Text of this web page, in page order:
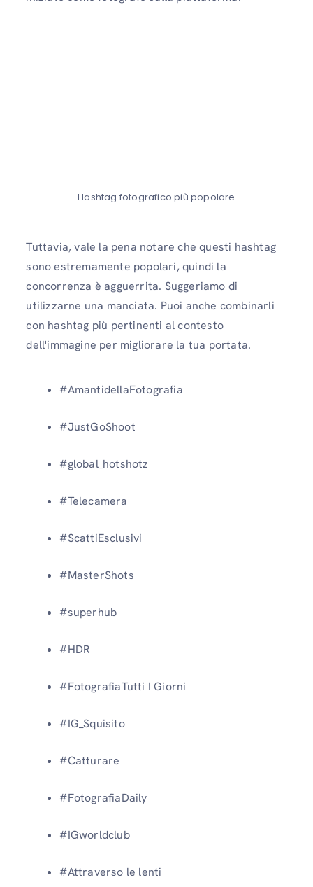
Hashtag fotografico più popolare
Tuttavia, vale la pena notare che questi hashtag
sono estremamente popolari, quindi la
concorrenza è agguerrita. Suggeriamo di
utilizzarne una manciata. Puoi anche combinarli
con hashtag più pertinenti al contesto
dell'immagine per migliorare la tua portata.
#AmantidellaFotografia
#JustGoShoot
#global_hotshotz
#Telecamera
#ScattiEsclusivi
#MasterShots
#superhub
#HDR
#FotografiaTutti I Giorni
#IG_Squisito
#Catturare
#FotografiaDaily
#IGworldclub
#Attraverso le lenti